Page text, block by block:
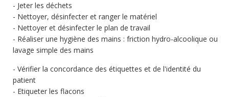
Jeter les déchets
Nettoyer, désinfecter et ranger le matériel
Nettoyer et désinfecter le plan de travail
Réaliser une hygiène des mains : friction hydro-alcoolique ou
lavage simple des mains
Vérifier la concordance des étiquettes et de l'identité du
patient
Etiqueter les flacons